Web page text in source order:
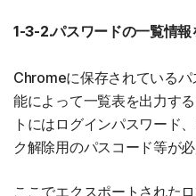
1-3-2.パスワードの一覧情
Chromeに保存されている
能によって一覧表を出力す
トにはログインパスワード
ク解除用のパスコード等が
ここでエクスポートされた